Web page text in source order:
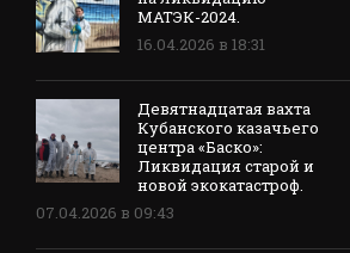
МАТЭК-2024.
16.04.2026 в 18:31
Девятнадцатая вахта
Кубанского казачьего
центра «Баско»:
Ликвидация старой и
новой экокатастроф.
07.04.2026 в 09:43